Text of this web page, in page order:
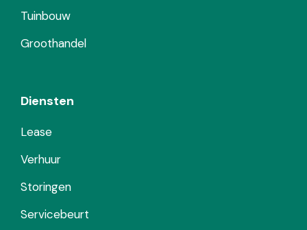
Tuinbouw
Groothandel
Diensten
Lease
Verhuur
Storingen
Servicebeurt